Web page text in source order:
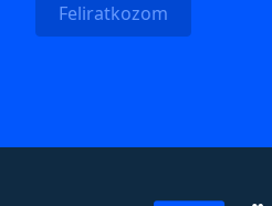
Feliratkozom